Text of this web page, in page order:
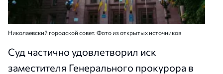
Николаевский городской совет. Фото из открытых источников
Суд частично удовлетворил иск
заместителя Генерального прокурора в